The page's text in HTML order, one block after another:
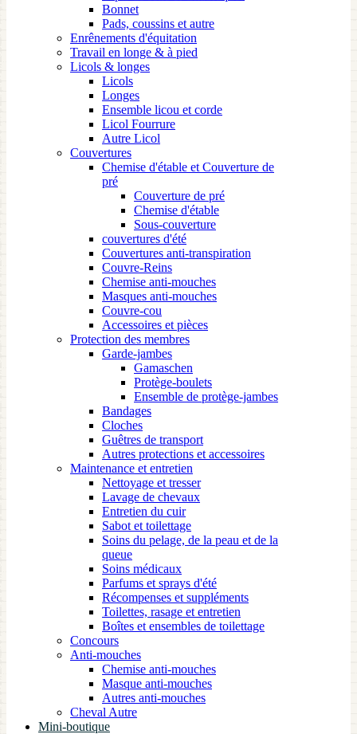
Bonnet
Pads, coussins et autre
Enrênements d'équitation
Travail en longe & à pied
Licols & longes
Licols
Longes
Ensemble licou et corde
Licol Fourrure
Autre Licol
Couvertures
Chemise d'étable et Couverture de
pré
Couverture de pré
Chemise d'étable
Sous-couverture
couvertures d'été
Couvertures anti-transpiration
Couvre-Reins
Chemise anti-mouches
Masques anti-mouches
Couvre-cou
Accessoires et pièces
Protection des membres
Garde-jambes
Gamaschen
Protège-boulets
Ensemble de protège-jambes
Bandages
Cloches
Guêtres de transport
Autres protections et accessoires
Maintenance et entretien
Nettoyage et tresser
Lavage de chevaux
Entretien du cuir
Sabot et toilettage
Soins du pelage, de la peau et de la
queue
Soins médicaux
Parfums et sprays d'été
Récompenses et suppléments
Toilettes, rasage et entretien
Boîtes et ensembles de toilettage
Concours
Anti-mouches
Chemise anti-mouches
Masque anti-mouches
Autres anti-mouches
Cheval Autre
Mini-boutique